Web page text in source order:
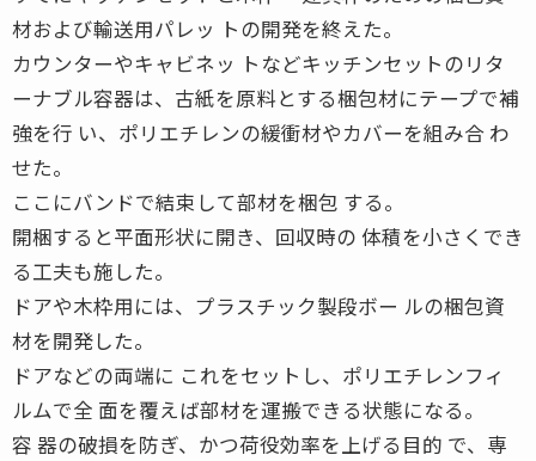
材および輸送用パレッ トの開発を終えた。
カウンターやキャビネッ トなどキッチンセットのリタ
ーナブル容器は、古紙を原料とする梱包材にテープで補
強を行 い、ポリエチレンの緩衝材やカバーを組み合 わ
せた。
ここにバンドで結束して部材を梱包 する。
開梱すると平面形状に開き、回収時の 体積を小さくでき
る工夫も施した。
ドアや木枠用には、プラスチック製段ボー ルの梱包資
材を開発した。
ドアなどの両端に これをセットし、ポリエチレンフィ
ルムで全 面を覆えば部材を運搬できる状態になる。
容 器の破損を防ぎ、かつ荷役効率を上げる目的 で、専